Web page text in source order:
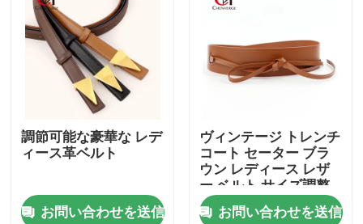
プロダクト
ビデオ
私達について
工場旅行
品質管理
調節可能な豪華な レデ
ィース革ベルト
お問い合わせを送信
ヴィンテージ トレンチ
コート セーター ブラ
ウン レディース レザ
ー ベルト サイズ調整
可能
お問い合わせを送信